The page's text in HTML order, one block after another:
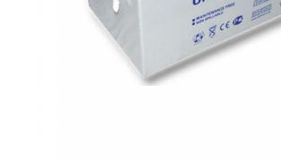
Sisteme de management (BMS)
Redresoare, incarcatoare si testere
Redresoare auto, moto, barci si